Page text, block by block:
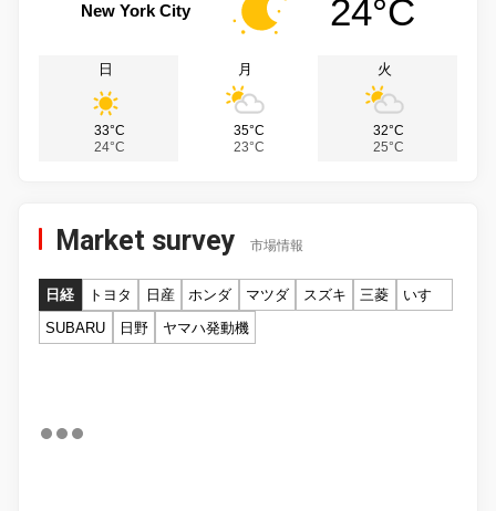
New York City 24°C
日
33°C
24°C
月
35°C
23°C
火
32°C
25°C
Market survey 市場情報
日経 トヨタ 日産 ホンダ マツダ スズキ 三菱
いすゞ
SUBARU
日野 ヤマハ発動機